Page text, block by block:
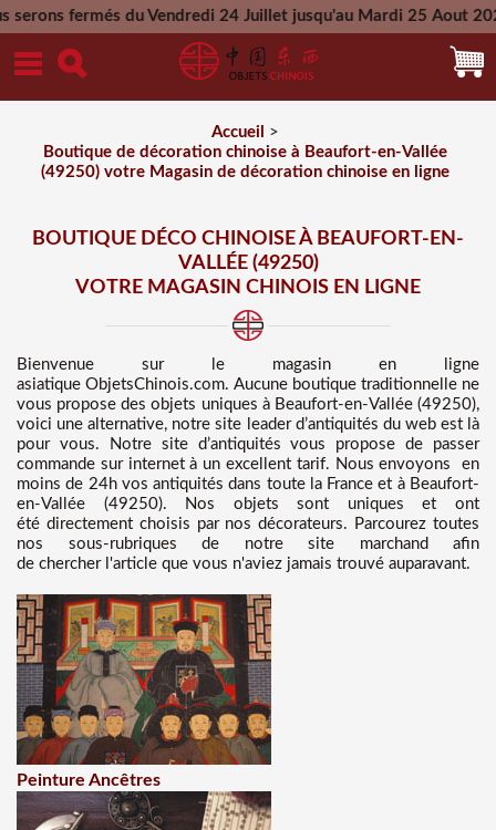
du Vendredi 24 Juillet jusqu'au Mardi 25 Aout 2026 -
Mercredi 26 Aout 2026
Accueil
>
Boutique de décoration chinoise à Beaufort-en-Vallée
(49250) votre Magasin de décoration chinoise en ligne
BOUTIQUE DÉCO CHINOISE À BEAUFORT-EN-
VALLÉE (49250)
VOTRE MAGASIN CHINOIS EN LIGNE
Bienvenue sur
le magasin en ligne
asiatique ObjetsChinois.com. Aucune boutique traditionnelle ne
vous propose desobjets uniques à Beaufort-en-Vallée (49250),
voici une alternative, notre site leader d’antiquités du web est là
pour vous. Notre site d’antiquités vous propose de passer
commande sur internet à un excellent tarif. Nousenvoyons en
moins de 24h vos antiquités dans toute la France et à Beaufort-
en-Vallée (49250). Nos objets sont uniques et ont
été directement choisis par nos décorateurs. Parcourez toutes
nos sous-rubriques de notre site marchand afin
de chercher l'article que vous n'aviez jamais trouvé auparavant.
Peinture Ancêtres